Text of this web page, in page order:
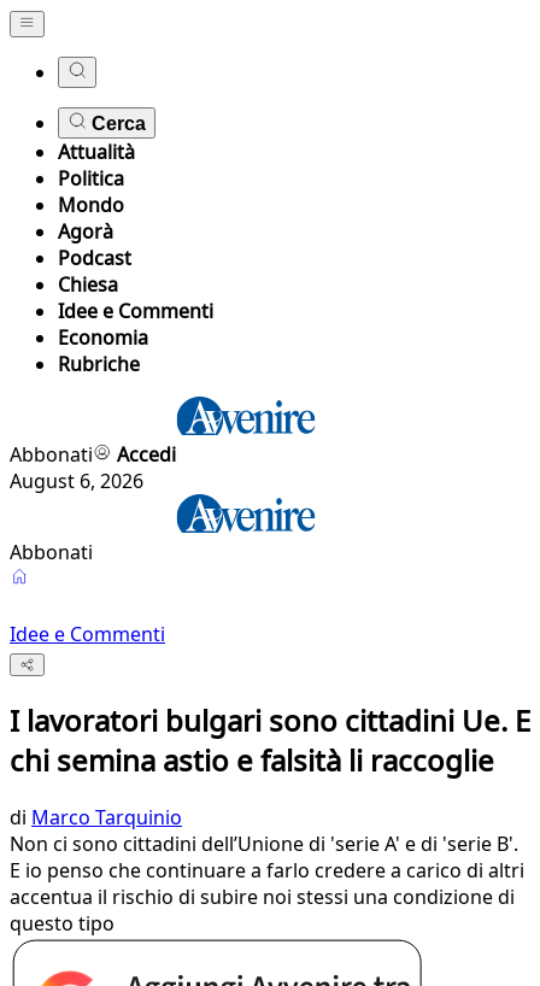
Cerca
Attualità
Politica
Mondo
Agorà
Podcast
Chiesa
Idee e Commenti
Economia
Rubriche
Abbonati
Accedi
August 6, 2026
Abbonati
Idee e Commenti
I lavoratori bulgari sono cittadini Ue. E
chi semina astio e falsità li raccoglie
di Marco Tarquinio
Non ci sono cittadini dell’Unione di 'serie A' e di 'serie B'.
E io penso che continuare a farlo credere a carico di altri
accentua il rischio di subire noi stessi una condizione di
questo tipo